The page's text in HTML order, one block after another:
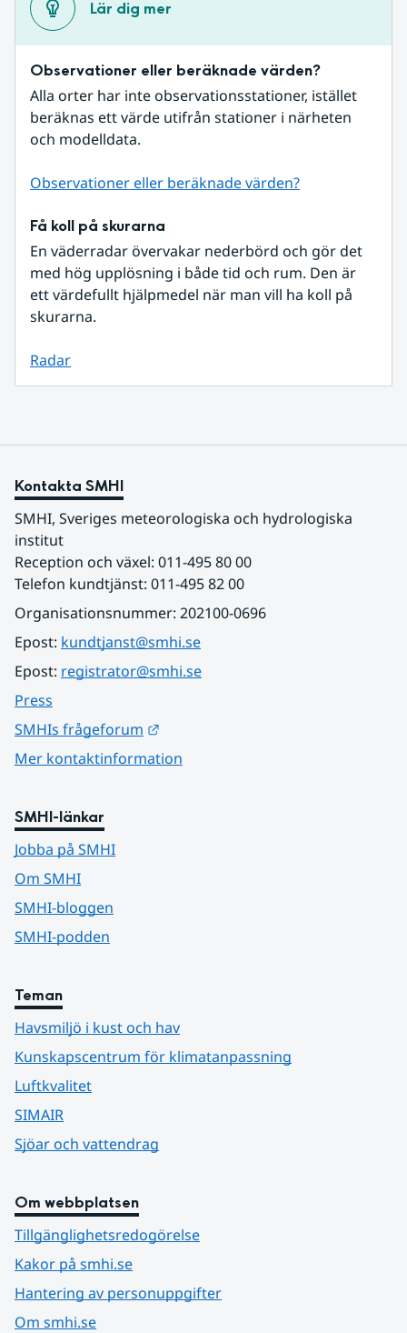
Lär dig mer
Observationer eller beräknade värden?
Alla orter har inte observationsstationer, istället
beräknas ett värde utifrån stationer i närheten
och modelldata.
Observationer eller beräknade värden?
Få koll på skurarna
En väderradar övervakar nederbörd och gör det
med hög upplösning i både tid och rum. Den är
ett värdefullt hjälpmedel när man vill ha koll på
skurarna.
Radar
Kontakta SMHI
SMHI, Sveriges meteorologiska och hydrologiska
institut
Reception och växel: 011-495 80 00
Telefon kundtjänst: 011-495 82 00
Organisationsnummer: 202100-0696
Epost: kundtjanst@smhi.se
Epost: registrator@smhi.se
Press
SMHIs frågeforum
Mer kontaktinformation
SMHI-länkar
Jobba på SMHI
Om SMHI
SMHI-bloggen
SMHI-podden
Teman
Havsmiljö i kust och hav
Kunskapscentrum för klimatanpassning
Luftkvalitet
SIMAIR
Sjöar och vattendrag
Om webbplatsen
Tillgänglighetsredogörelse
Kakor på smhi.se
Hantering av personuppgifter
Om smhi.se